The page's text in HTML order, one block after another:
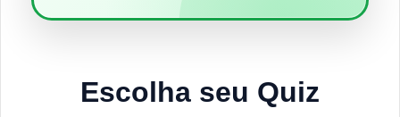
Escolha seu Quiz